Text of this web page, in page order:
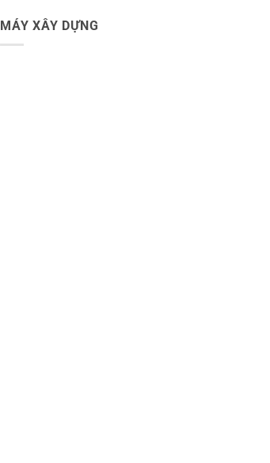
MÁY XÂY DỰNG